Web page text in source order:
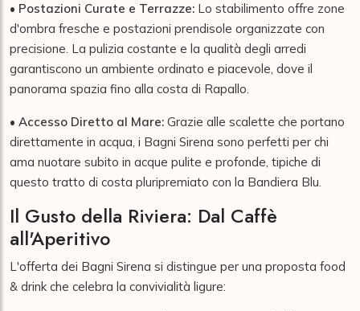
• Postazioni Curate e Terrazze: Lo stabilimento offre zone
d'ombra fresche e postazioni prendisole organizzate con
precisione. La pulizia costante e la qualità degli arredi
garantiscono un ambiente ordinato e piacevole, dove il
panorama spazia fino alla costa di Rapallo.
• Accesso Diretto al Mare: Grazie alle scalette che portano
direttamente in acqua, i Bagni Sirena sono perfetti per chi
ama nuotare subito in acque pulite e profonde, tipiche di
questo tratto di costa pluripremiato con la Bandiera Blu.
Il Gusto della Riviera: Dal Caffè
all'Aperitivo
L'offerta dei Bagni Sirena si distingue per una proposta food
& drink che celebra la convivialità ligure: